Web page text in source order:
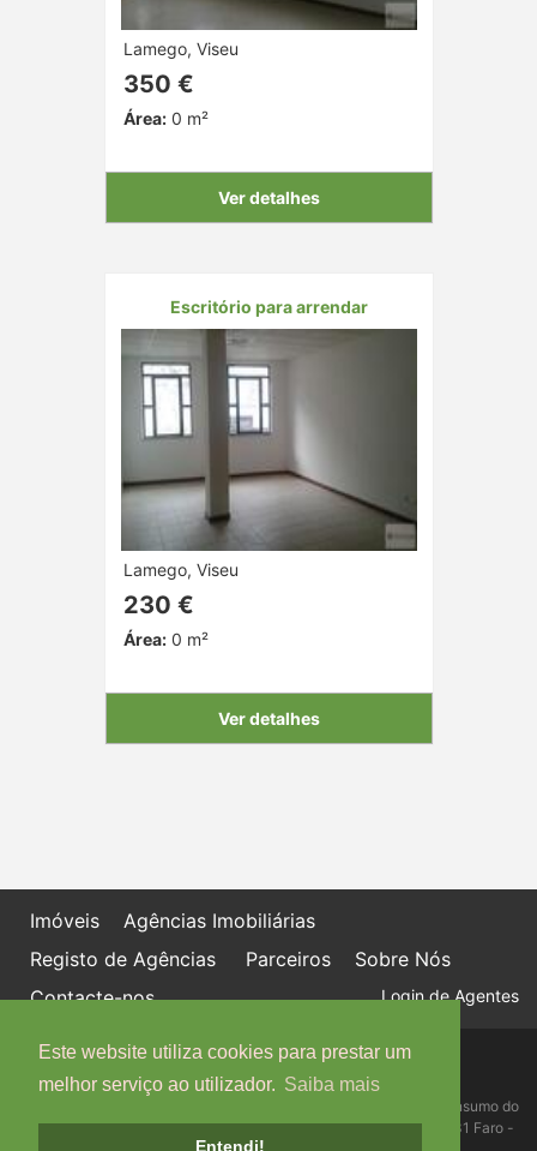
Este website utiliza cookies para prestar um
melhor serviço ao utilizador. Saiba mais
Entendi!
Lamego, Viseu
350 €
Área:0 m²
Ver detalhes
Escritório para arrendar
Lamego, Viseu
230 €
Área:0 m²
Ver detalhes
Imóveis
Agências Imobiliárias
Registo de Agências
Parceiros
Sobre Nós
Contacte-nos
Login de Agentes
Política de proteção de dados
Livro de Reclamações online
Centro de Informação, Mediação e Arbitragem de Conflitos de Consumo do
Algarve - Edifício Ninho de Empresas, Estrada da Penha, 8005-131 Faro -